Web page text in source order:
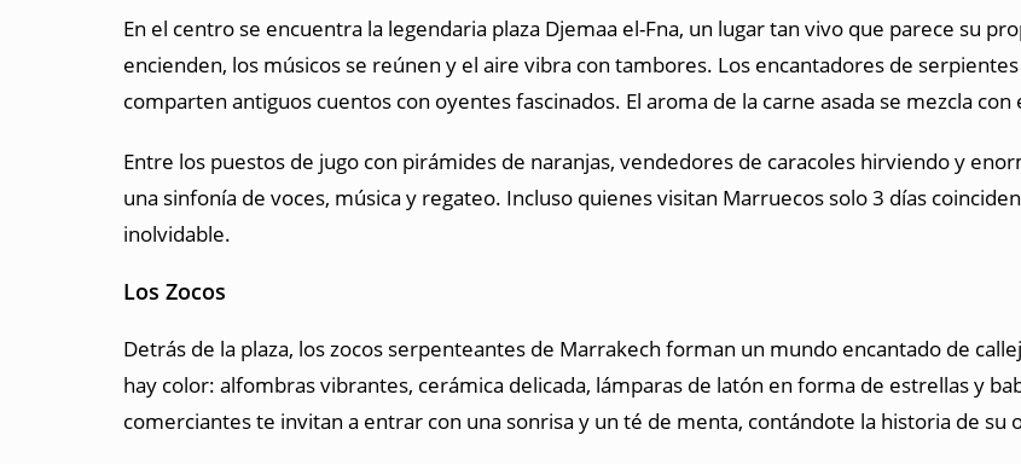
En el centro se encuentra la legendaria plaza Djemaa el-Fna, un lugar tan vivo que parece su
encienden, los músicos se reúnen y el aire vibra con tambores. Los encantadores de
comparten antiguos cuentos con oyentes fascinados. El aroma de la carne asada se mezcla
Entre los puestos de jugo con pirámides de naranjas, vendedores de caracoles hirviendo y
una sinfonía de voces, música y regateo. Incluso quienes visitan Marruecos solo 3 días
inolvidable.
Los Zocos
Detrás de la plaza, los zocos serpenteantes de Marrakech forman un mundo encantado de
hay color: alfombras vibrantes, cerámica delicada, lámparas de latón en forma de estrellas y
comerciantes te invitan a entrar con una sonrisa y un té de menta, contándote la historia de su